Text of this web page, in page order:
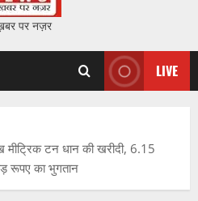
पर नज़र
LIVE
टन धान की खरीदी, 6.15
रूपए का भुगतान